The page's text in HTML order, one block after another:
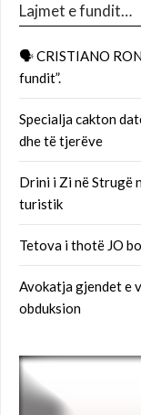
Lajmet e fundit…
🗣 CRISTIANO
fundit”.
Specialja cakton
dhe të tjerëve
Drini i Zi në Strugë
turistik
Tetova i thotë JO
Avokatja gjendet e
obduksion